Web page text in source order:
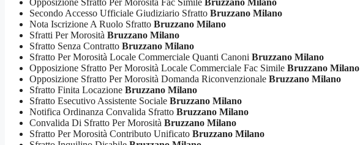
Opposizione Sfratto Per Morosità Fac Simile Bruzzano Milano
Secondo Accesso Ufficiale Giudiziario Sfratto Bruzzano Milano
Nota Iscrizione A Ruolo Sfratto Bruzzano Milano
Sfratti Per Morosità Bruzzano Milano
Sfratto Senza Contratto Bruzzano Milano
Sfratto Per Morosità Locale Commerciale Quanti Canoni Bruzzano Milano
Opposizione Sfratto Per Morosità Locale Commerciale Fac Simile Bruzzano Milano
Opposizione Sfratto Per Morosità Domanda Riconvenzionale Bruzzano Milano
Sfratto Finita Locazione Bruzzano Milano
Sfratto Esecutivo Assistente Sociale Bruzzano Milano
Notifica Ordinanza Convalida Sfratto Bruzzano Milano
Convalida Di Sfratto Per Morosità Bruzzano Milano
Sfratto Per Morosità Contributo Unificato Bruzzano Milano